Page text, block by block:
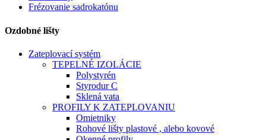
Frézovanie sadrokatónu
Ozdobné lišty
Zateplovací systém
TEPELNÉ IZOLÁCIE
Polystyrén
Styrodur C
Sklená vata
PROFILY K ZATEPLOVANIU
Omietniky
Rohové lišty plastové , alebo kovové